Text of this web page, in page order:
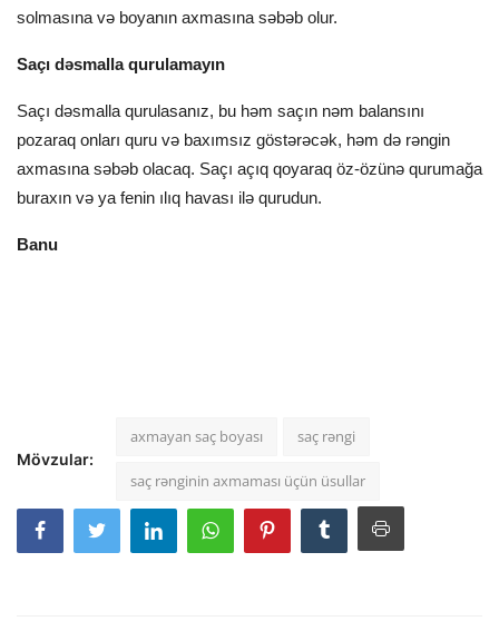
solmasına və boyanın axmasına səbəb olur.
Saçı dəsmalla qurulamayın
Saçı dəsmalla qurulasanız, bu həm saçın nəm balansını
pozaraq onları quru və baxımsız göstərəcək, həm də rəngin
axmasına səbəb olacaq. Saçı açıq qoyaraq öz-özünə qurumağa
buraxın və ya fenin ılıq havası ilə qurudun.
Banu
Mövzular:
axmayan saç boyası saç rəngi
saç rənginin axmaması üçün üsullar